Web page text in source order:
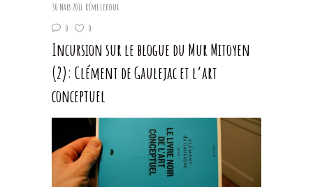
30 Mars 2011 Rémi Leroux
0
0
Incursion sur le blogue du Mur Mitoyen
(2): Clément de Gaulejac et l’art
conceptuel